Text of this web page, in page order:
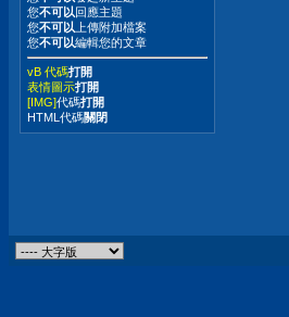
您不可以回應主題
您不可以 上傳附加檔案
您不可以編輯您的文章
vB 代碼打開
表情圖示打開
[IMG]代碼打開
HTML代碼關閉